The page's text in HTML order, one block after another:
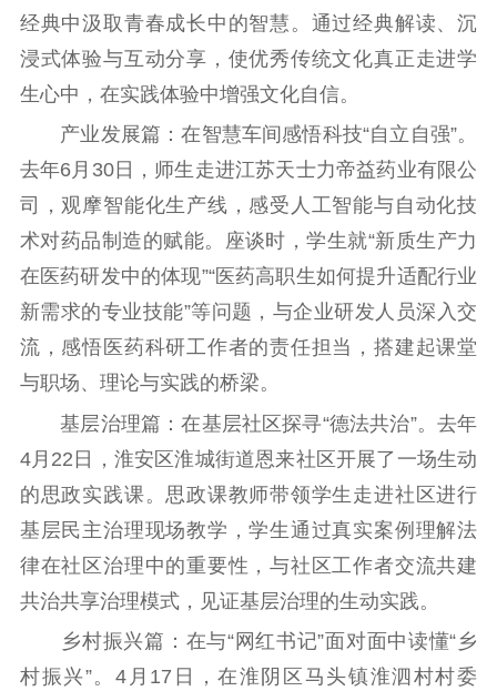
紫金文化艺术节
品牌活动 紫艺舞台
精神文明
文明创建 文明实践
文明培育
先进典型
社会宣传
思想政治教育 爱国主义教育
全民国防教育
红色资源保护利
用
新闻出版
精品出版 全民阅读
出版监管
扫黄打非
电影工作
电影创作 电影市场
机关党建
党建要闻 学习在线
经典中汲取青春成长中的智慧。通过经典解读、沉
浸式体验与互动分享，使优秀传统文化真正走进学
生心中，在实践体验中增强文化自信。
产业发展篇：在智慧车间感悟科技“自立自强”。
去年6月30日，师生走进江苏天士力帝益药业有限公
司，观摩智能化生产线，感受人工智能与自动化技
术对药品制造的赋能。座谈时，学生就“新质生产力
在医药研发中的体现”“医药高职生如何提升适配行业
新需求的专业技能”等问题，与企业研发人员深入交
流，感悟医药科研工作者的责任担当，搭建起课堂
与职场、理论与实践的桥梁。
基层治理篇：在基层社区探寻“德法共治”。去年
4月22日，淮安区淮城街道恩来社区开展了一场生动
的思政实践课。思政课教师带领学生走进社区进行
基层民主治理现场教学，学生通过真实案例理解法
律在社区治理中的重要性，与社区工作者交流共建
共治共享治理模式，见证基层治理的生动实践。
乡村振兴篇：在与“网红书记”面对面中读懂“乡
村振兴”。4月17日，在淮阴区马头镇淮泗村村委